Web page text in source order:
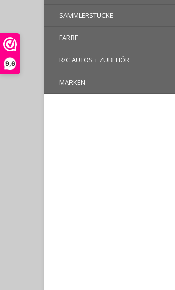
9,6
SAMMLERSTÜCKE
FARBE
R/C AUTOS + ZUBEHÖR
MARKEN